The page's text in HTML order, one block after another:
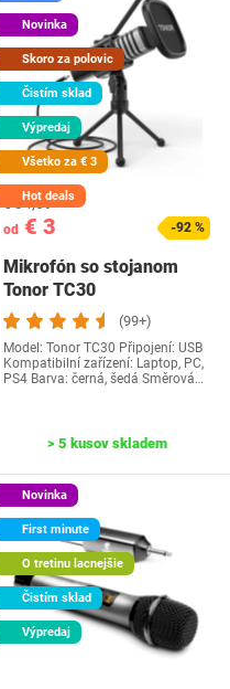
Novinka
Skoro za polovic
Čistím sklad
Výpredaj
Všetko za € 3
Hot deals
od € 3
€ 34,89
-92 %
Mikrofón so stojanom
Tonor ‎TC30
(99+)
Model: Tonor TC30 Připojení: USB
Kompatibilní zařízení: Laptop, PC,
PS4 Barva: černá, šedá Směrová…
> 5 kusov skladem
Novinka
First minute
O tretinu lacnejšie
Čistím sklad
Výpredaj